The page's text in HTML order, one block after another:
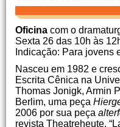
Oficina com o
Sexta 26 das 10h às
Indicação: Para jovens
Nasceu em 1982 e
Escrita Cênica na
Thomas Jonigk, Armin
Berlim, uma peça
2006 por sua peça
revista Theatreheute.